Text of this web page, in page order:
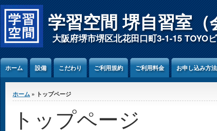
Jump to Content 学習空間 堺自習室
大阪府堺市堺区北花田口町3-1-15 TOYO
ホーム 設備 こだわり ご利用規約 ご利用料金 お申し込み方法
現在地
ホーム » トップページ
トップページ